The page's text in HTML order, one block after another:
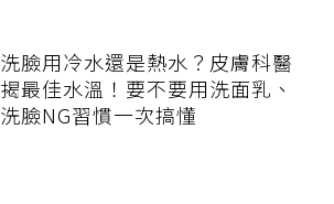
洗臉用冷水還是熱水？皮膚科醫
揭最佳水溫！要不要用洗面乳、
洗臉NG習慣一次搞懂